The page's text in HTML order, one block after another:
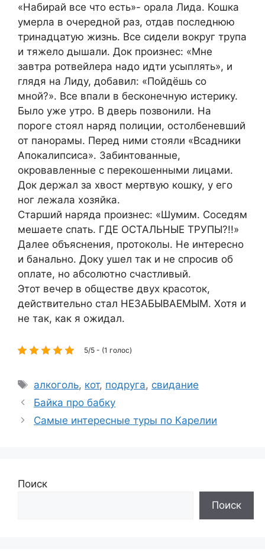
«Набирай все что есть»- орала Лида. Кошка
умерла в очередной раз, отдав последнюю
тринадцатую жизнь. Все сидели вокруг трупа
и тяжело дышали. Док произнес: «Мне
завтра ротвейлера надо идти усыплять», и
глядя на Лиду, добавил: «Пойдёшь со
мной?». Все впали в бесконечную истерику.
Было уже утро. В дверь позвонили. На
пороге стоял наряд полиции, остолбеневший
от панорамы. Перед ними стояли «Всадники
Апокалипсиса». Забинтованные,
окровавленные с перекошенными лицами.
Док держал за хвост мертвую кошку, у его
ног лежала хозяйка.
Старший наряда произнес: «Шумим. Соседям
мешаете спать. ГДЕ ОСТАЛЬНЫЕ ТРУПЫ?!!»
Далее объяснения, протоколы. Не интересно
и банально. Доку ушел так и не спросив об
оплате, но абсолютно счастливый.
Этот вечер в обществе двух красоток,
действительно стал НЕЗАБЫВАЕМЫМ. Хотя и
не так, как я ожидал.
5/5 - (1 голос)
Метки
алкоголь, кот, подруга, свидание
Байка про бабку
Самые интересные туры по Карелии
Поиск
Поиск